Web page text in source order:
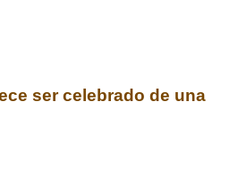
ser celebrado de una